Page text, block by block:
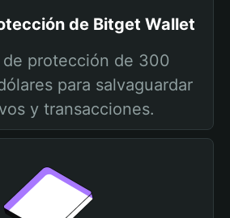
de Bitget Wallet
protección de 300
para salvaguardar
y transacciones.